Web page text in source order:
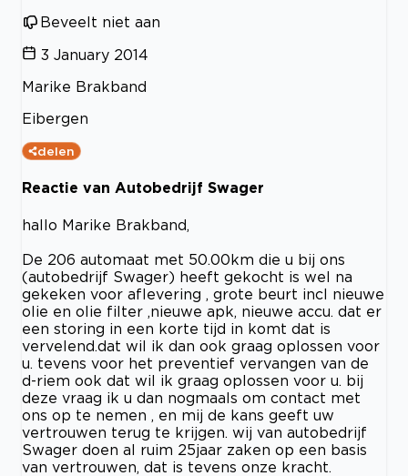
Beveelt niet aan
3 January 2014
Marike Brakband
Eibergen
delen
Reactie van Autobedrijf Swager
hallo Marike Brakband,
De 206 automaat met 50.00km die u bij ons
(autobedrijf Swager) heeft gekocht is wel na
gekeken voor aflevering , grote beurt incl nieuwe
olie en olie filter ,nieuwe apk, nieuwe accu. dat er
een storing in een korte tijd in komt dat is
vervelend.dat wil ik dan ook graag oplossen voor
u. tevens voor het preventief vervangen van de
d-riem ook dat wil ik graag oplossen voor u. bij
deze vraag ik u dan nogmaals om contact met
ons op te nemen , en mij de kans geeft uw
vertrouwen terug te krijgen. wij van autobedrijf
Swager doen al ruim 25jaar zaken op een basis
van vertrouwen, dat is tevens onze kracht.